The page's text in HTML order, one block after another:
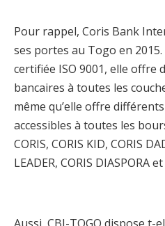
Pour rappel, Coris Bank
ses portes au Togo en
certifiée ISO 9001, elle offre
bancaires à toutes les
même qu’elle offre
accessibles à toutes les
CORIS, CORIS KID, CORIS
LEADER, CORIS DIASPORA
Aussi, CBI-TOGO dispose t-